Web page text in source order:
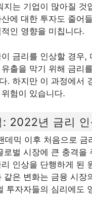
지는 기업이 많아질 것
에 대한 투자도 줄어
인 영향을 미칩니다.
금리를 인상할 경우,
출을 막기 위해 금리
. 하지만 이 과정에서
험이 있습니다.
: 2022년 금리
데믹 이후 처음으로 금
로벌 시장에 큰 충격을
인상을 단행하게 된
같은 변화는 금융 시장
투자자들의 심리에도